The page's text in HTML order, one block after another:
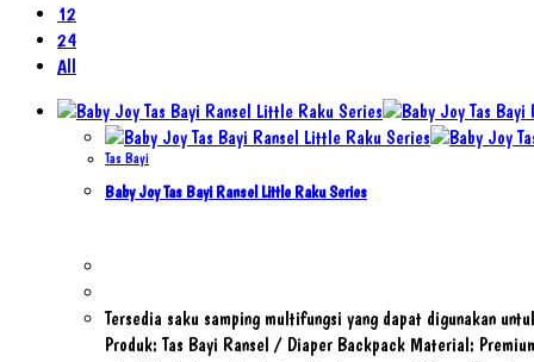
12
24
All
Tas Bayi
Baby Joy Tas Bayi Ransel Little Raku Series
Tersedia saku samping multifungsi yang dapat digunakan
Produk: Tas Bayi Ransel / Diaper Backpack Material: